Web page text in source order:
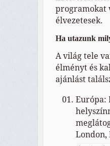
programokat
élvezetesek.
Ha utazunk
A világ tele
élményt és
ajánlást
Európa:
London,